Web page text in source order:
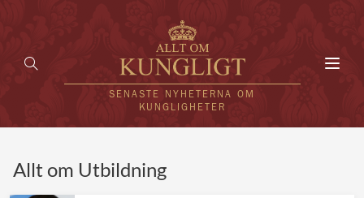
SENASTE NYHETERNA OM
KUNGLIGHETER
Allt om Utbildning